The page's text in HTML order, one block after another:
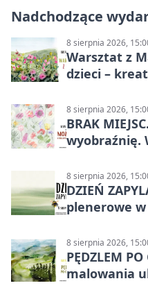
Nadchodzące
8 sierpnia 2026,
Warsztat z
dzieci –
8 sierpnia 2026,
BRAK
wyobraźnię.
8 sierpnia 2026,
DZIEŃ
plenerowe
8 sierpnia 2026,
PĘDZLEM
malowania